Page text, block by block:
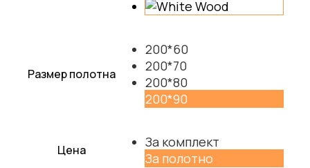
Размер полотна
200*60
200*70
200*80
200*90
Цена
За комплект
За полотно